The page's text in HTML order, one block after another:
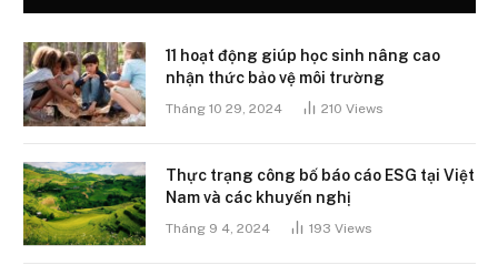
11 hoạt động giúp học sinh nâng cao
nhận thức bảo vệ môi trường
Tháng 10 29, 2024 210 Views
Thực trạng công bố báo cáo ESG tại Việt
Nam và các khuyến nghị
Tháng 9 4, 2024 193 Views